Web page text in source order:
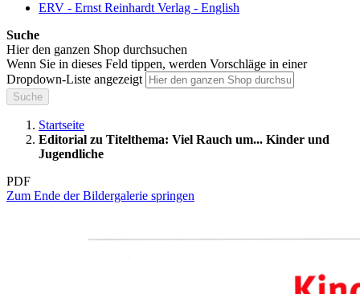
ERV - Ernst Reinhardt Verlag - English
Suche
Hier den ganzen Shop durchsuchen
Wenn Sie in dieses Feld tippen, werden Vorschläge in einer
Dropdown-Liste angezeigt
Suche
Startseite
Editorial zu Titelthema: Viel Rauch um... Kinder und
Jugendliche
PDF
Zum Ende der Bildergalerie springen